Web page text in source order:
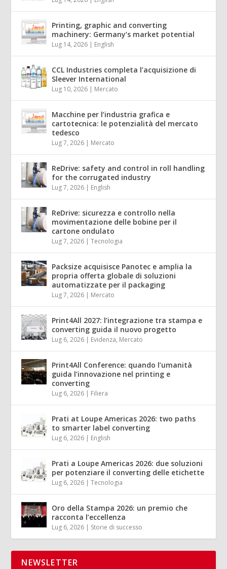
Printing, graphic and converting
machinery: Germany’s market potential
Lug 14, 2026 | English
CCL Industries completa l’acquisizione di
Sleever International
Lug 10, 2026 | Mercato
Macchine per l’industria grafica e
cartotecnica: le potenzialità del mercato
tedesco
Lug 7, 2026 | Mercato
ReDrive: safety and control in roll handling
for the corrugated industry
Lug 7, 2026 | English
ReDrive: sicurezza e controllo nella
movimentazione delle bobine per il
cartone ondulato
Lug 7, 2026 |Tecnologia
Packsize acquisisce Panotec e amplia la
propria offerta globale di soluzioni
automatizzate per il packaging
Lug 7, 2026 | Mercato
Print4All 2027: l’integrazione tra stampa e
converting guida il nuovo progetto
Lug 6, 2026 | Evidenza, Mercato
Print4All Conference: quando l’umanità
guida l’innovazione nel printing e
converting
Lug 6, 2026 | Filiera
Prati at Loupe Americas 2026: two paths
to smarter label converting
Lug 6, 2026 | English
Prati a Loupe Americas 2026: due soluzioni
per potenziare il converting delle etichette
Lug 6, 2026 |Tecnologia
Oro della Stampa 2026: un premio che
racconta l’eccellenza
Lug 6, 2026 | Storie di successo
NEWSLETTER